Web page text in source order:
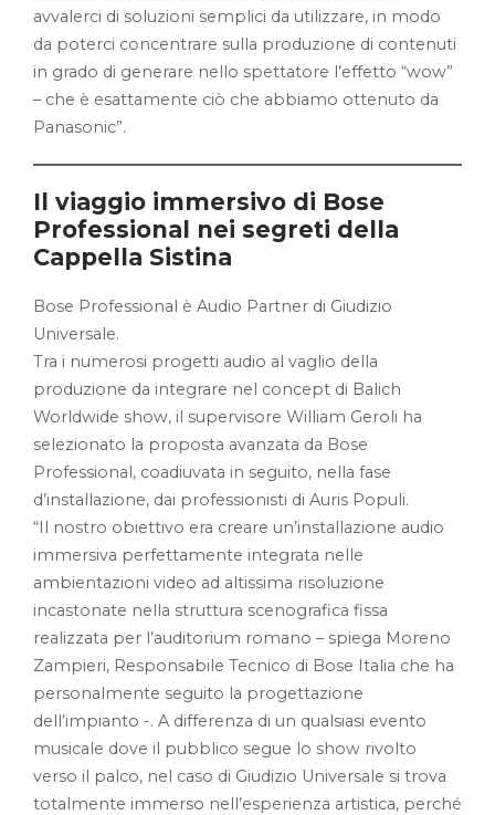
avvalerci di soluzioni semplici da utilizzare, in modo
da poterci concentrare sulla produzione di contenuti
in grado di generare nello spettatore l’effetto “wow”
– che è esattamente ciò che abbiamo ottenuto da
Panasonic”.
Il viaggio immersivo di Bose
Professional nei segreti della
Cappella Sistina
Bose Professional è Audio Partner di Giudizio
Universale.
Tra i numerosi progetti audio al vaglio della
produzione da integrare nel concept di Balich
Worldwide show, il supervisore William Geroli ha
selezionato la proposta avanzata da Bose
Professional, coadiuvata in seguito, nella fase
d’installazione, dai professionisti di Auris Populi.
“Il nostro obiettivo era creare un’installazione audio
immersiva perfettamente integrata nelle
ambientazioni video ad altissima risoluzione
incastonate nella struttura scenografica fissa
realizzata per l’auditorium romano – spiega Moreno
Zampieri, Responsabile Tecnico di Bose Italia che ha
personalmente seguito la progettazione
dell’impianto -. A differenza di un qualsiasi evento
musicale dove il pubblico segue lo show rivolto
verso il palco, nel caso di Giudizio Universale si trova
totalmente immerso nell’esperienza artistica, perché